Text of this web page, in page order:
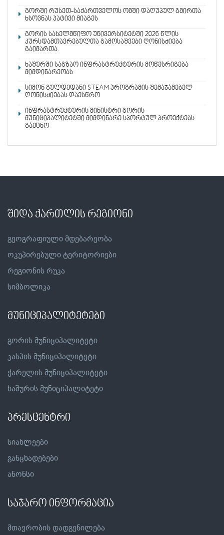
გორში რუსეთ-საქართველოს ომში დაღუპულ გმირთა
ხსოვნას პატივი მიაგეს
გორის სახელმწიფო უნივერსიტეტში 2026 წლის
კურსდამთავრებულთა გამოსაშვები ღონისძიება
გაიმართა.
ხაშურში საგზაო ინფრასტრუქტურის მოწესრიგება
მიმდინარეობს
სიმონ გულდედანი STEAM პროგრამის შემაჯამებელ
ღონისძიებას დაესწრო
ინფრასტრუქტურის მინისტრი გორის
მუნიციპალიტეტში მიმდინარე სპორტულ პროექტებს
გაეცნო
შიდა ქართლის რეგიონი
გეოგრაფიული მდებარეობა
ოკუპირებული ტერიტორიები
რეგიონის რუკა
სიმბოლიკა
მუნიციპალიტეტები
გორის მუნიციპალიტეტი
კასპის მუნიციპალიტეტი
ქარელის მუნიციპალიტეტი
ხაშურის მუნიციპალიტეტი
პრესცენტრი
სიახლეები
განცხადებები
ანონსი
საჯარო ინფორმაცია
მთავრობის დადგენილება